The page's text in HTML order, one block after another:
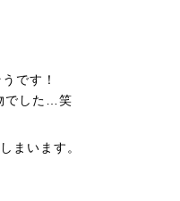
です！
でした…笑
まいます。